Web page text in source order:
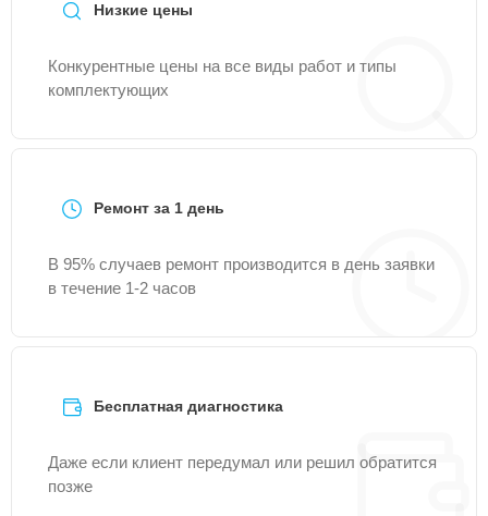
Низкие цены
Конкурентные цены на все виды работ и типы
комплектующих
Ремонт за 1 день
В 95% случаев ремонт производится в день заявки
в течение 1-2 часов
Бесплатная диагностика
Даже если клиент передумал или решил обратится
позже